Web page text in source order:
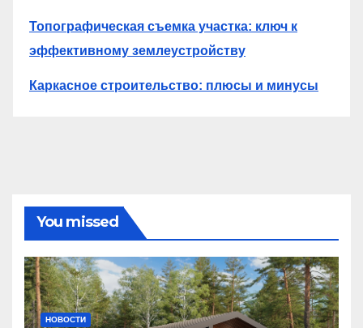
Топографическая съемка участка: ключ к
эффективному землеустройству
Каркасное строительство: плюсы и минусы
You missed
НОВОСТИ